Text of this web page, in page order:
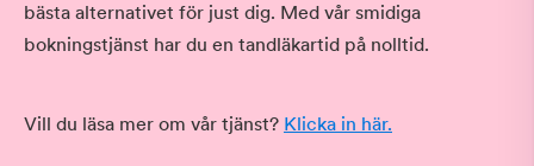
bästa alternativet för just dig. Med vår smidiga
bokningstjänst har du en tandläkartid på nolltid.
Vill du läsa mer om vår tjänst? Klicka in här.